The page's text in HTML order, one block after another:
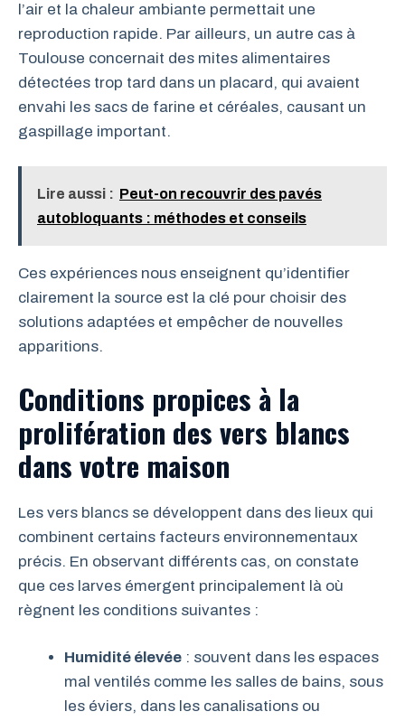
l’air et la chaleur ambiante permettait une
reproduction rapide. Par ailleurs, un autre cas à
Toulouse concernait des mites alimentaires
détectées trop tard dans un placard, qui avaient
envahi les sacs de farine et céréales, causant un
gaspillage important.
Lire aussi : Peut-on recouvrir des pavés
autobloquants : méthodes et conseils
Ces expériences nous enseignent qu’identifier
clairement la source est la clé pour choisir des
solutions adaptées et empêcher de nouvelles
apparitions.
Conditions propices à la
prolifération des vers blancs
dans votre maison
Les vers blancs se développent dans des lieux qui
combinent certains facteurs environnementaux
précis. En observant différents cas, on constate
que ces larves émergent principalement là où
règnent les conditions suivantes :
Humidité élevée : souvent dans les espaces
mal ventilés comme les salles de bains, sous
les éviers, dans les canalisations ou